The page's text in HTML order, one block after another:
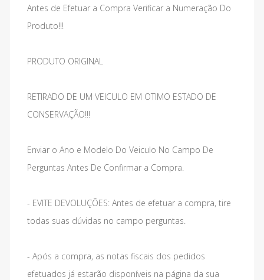
Antes de Efetuar a Compra Verificar a Numeração Do
Produto!!!
PRODUTO ORIGINAL
RETIRADO DE UM VEICULO EM OTIMO ESTADO DE
CONSERVAÇÃO!!!
Enviar o Ano e Modelo Do Veiculo No Campo De
Perguntas Antes De Confirmar a Compra.
- EVITE DEVOLUÇÕES: Antes de efetuar a compra, tire
todas suas dúvidas no campo perguntas.
- Após a compra, as notas fiscais dos pedidos
efetuados já estarão disponíveis na página da sua